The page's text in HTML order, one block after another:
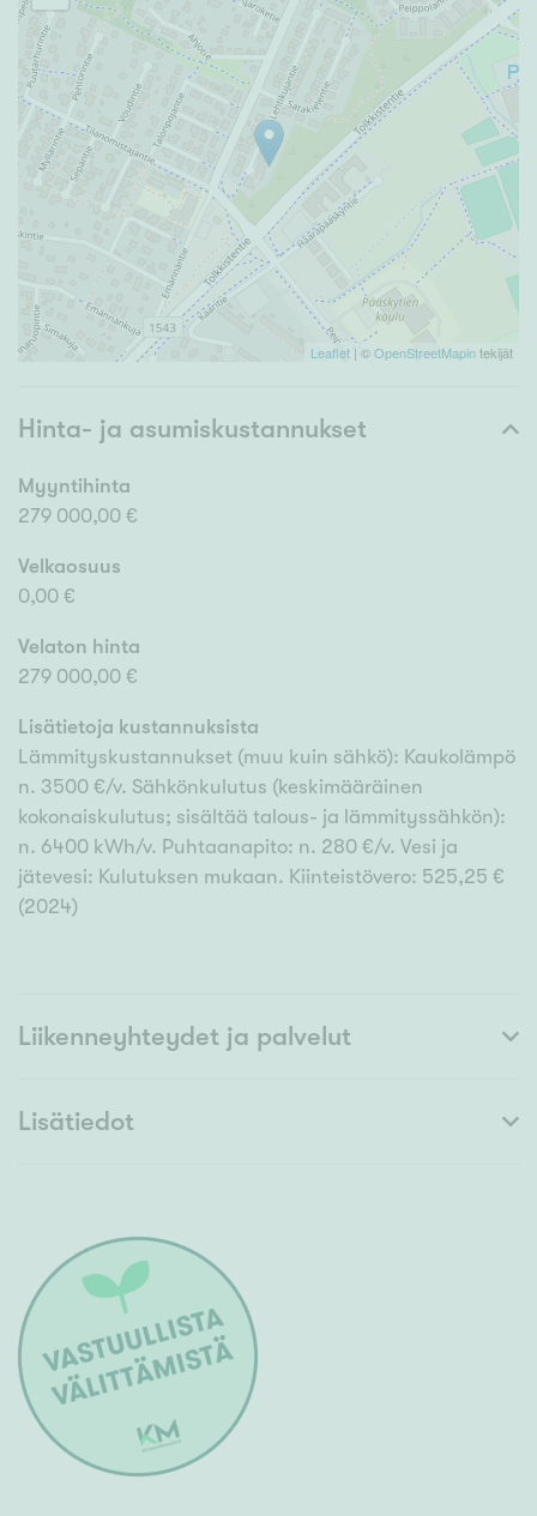
Leaflet | ©OpenStreetMapintekijät
Hinta- ja asumiskustannukset
Myyntihinta
279 000,00 €
Velkaosuus
0,00 €
Velaton hinta
279 000,00 €
Lisätietoja kustannuksista
Lämmityskustannukset (muu kuin sähkö): Kaukolämpö
n. 3500 €/v. Sähkönkulutus (keskimääräinen
kokonaiskulutus; sisältää talous- ja lämmityssähkön):
n. 6400 kWh/v. Puhtaanapito: n. 280 €/v. Vesi ja
jätevesi: Kulutuksen mukaan. Kiinteistövero: 525,25 €
(2024)
Liikenneyhteydet ja palvelut
Lisätiedot